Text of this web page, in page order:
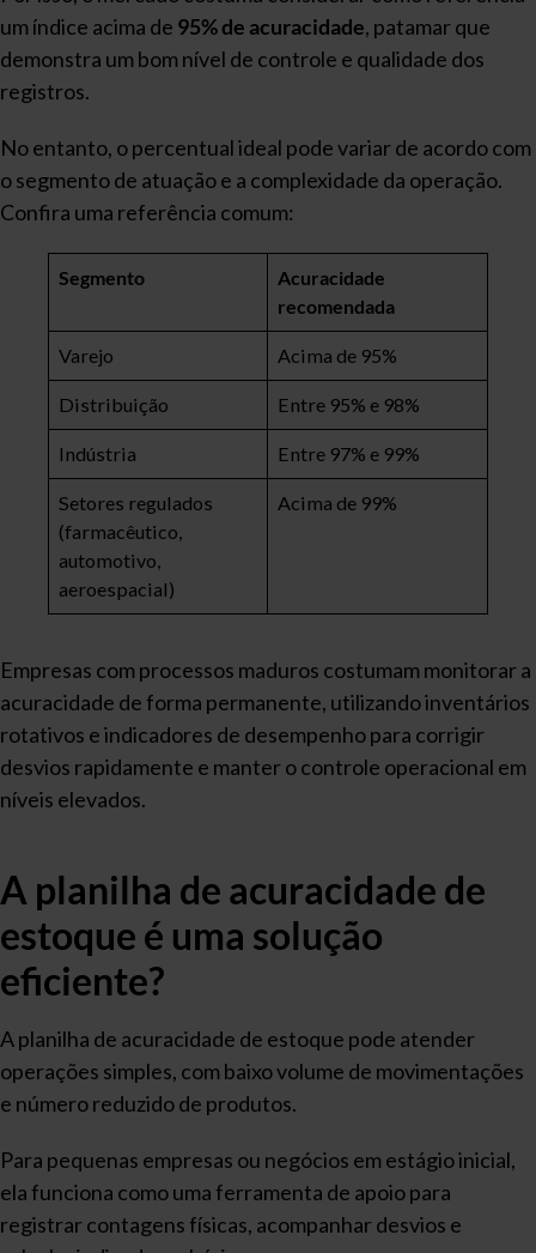
um índice acima de 95% de acuracidade, patamar que
demonstra um bom nível de controle e qualidade dos
registros.
No entanto, o percentual ideal pode variar de acordo com
o segmento de atuação e a complexidade da operação.
Confira uma referência comum:
Segmento
Acuracidade
recomendada
Varejo Acima de 95%
Distribuição Entre 95% e 98%
Indústria Entre 97% e 99%
Setores regulados
(farmacêutico,
automotivo,
aeroespacial)
Acima de 99%
Empresas com processos maduros costumam monitorar a
acuracidade de forma permanente, utilizando inventários
rotativos e indicadores de desempenho para corrigir
desvios rapidamente e manter o controle operacional em
níveis elevados.
A planilha de acuracidade de
estoque é uma solução
eficiente?
A planilha de acuracidade de estoque pode atender
operações simples, com baixo volume de movimentações
e número reduzido de produtos.
Para pequenas empresas ou negócios em estágio inicial,
ela funciona como uma ferramenta de apoio para
registrar contagens físicas, acompanhar desvios e